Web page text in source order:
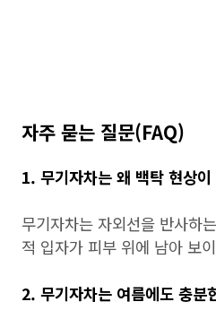
자주 묻는 질문(FAQ)
1. 무기자차는 왜 백탁 현상
무기자차는 자외선을 반사하
적 입자가 피부 위에 남아 보
2. 무기자차는 여름에도 충분